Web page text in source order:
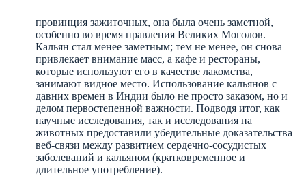
провинция зажиточных, она была очень заметной,
особенно во время правления Великих Моголов.
Кальян стал менее заметным; тем не менее, он снова
привлекает внимание масс, а кафе и рестораны,
которые используют его в качестве лакомства,
занимают видное место. Использование кальянов с
давних времен в Индии было не просто заказом, но и
делом первостепенной важности. Подводя итог, как
научные исследования, так и исследования на
животных предоставили убедительные доказательства
веб-связи между развитием сердечно-сосудистых
заболеваний и кальяном (кратковременное и
длительное употребление).